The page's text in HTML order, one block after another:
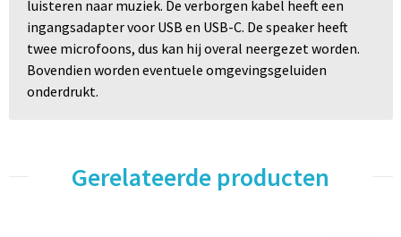
luisteren naar muziek. De verborgen kabel heeft een
ingangsadapter voor USB en USB-C. De speaker heeft
twee microfoons, dus kan hij overal neergezet worden.
Bovendien worden eventuele omgevingsgeluiden
onderdrukt.
Gerelateerde producten